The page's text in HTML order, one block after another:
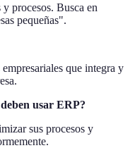
procesos. Busca en
pequeñas".
que integra y
usar ERP?
sus procesos y